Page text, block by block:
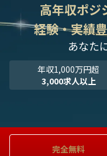
高年収ポジ
経験・実績
あなた
年収1,000万円超
3,000求人以上
完全無料